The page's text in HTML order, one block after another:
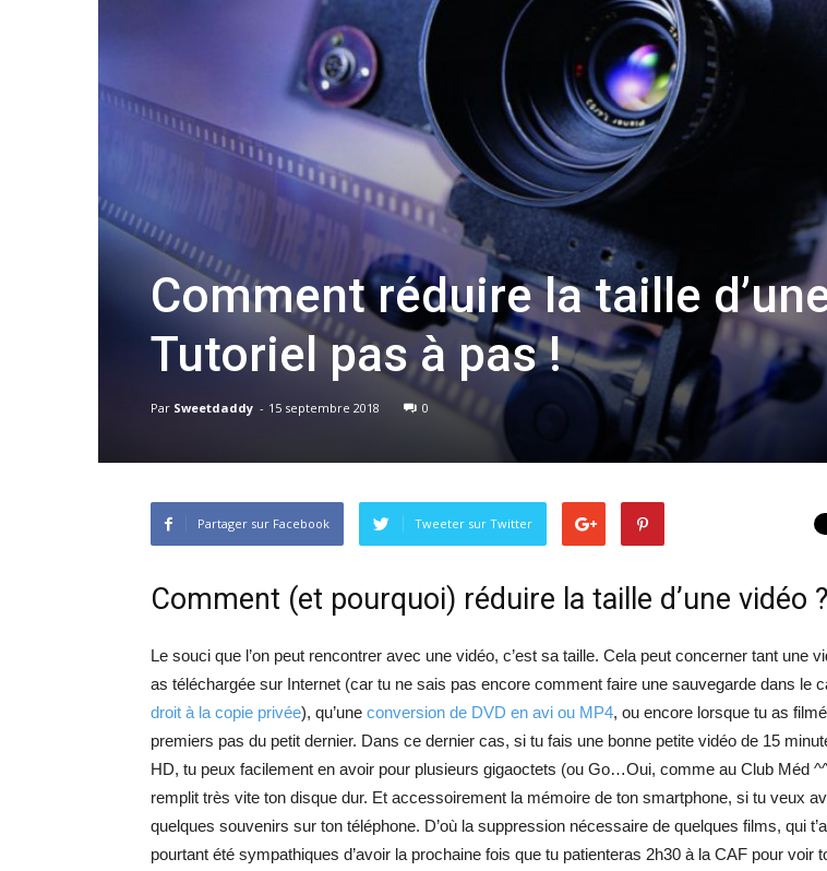
Comment réduire la taille
Tutoriel pas à pas !
Par Sweetdaddy - 15 septembre 2018 0
Partager sur Facebook Tweeter sur Twitter
Comment (et pourquoi) réduire la taille d’une vidéo ?
Le souci que l’on peut rencontrer avec une vidéo, c’est sa taille. Cela peut concerner tant une
as téléchargée sur Internet (car tu ne sais pas encore comment faire une sauvegarde dans le
droit à la copie privée), qu’une conversion de DVD en avi ou MP4, ou encore lorsque tu as
premiers pas du petit dernier. Dans ce dernier cas, si tu fais une bonne petite vidéo de 15
HD, tu peux facilement en avoir pour plusieurs gigaoctets (ou Go…Oui, comme au Club Méd
remplit très vite ton disque dur. Et accessoirement la mémoire de ton smartphone, si tu veux
quelques souvenirs sur ton téléphone. D’où la suppression nécessaire de quelques films, qui
pourtant été sympathiques d’avoir la prochaine fois que tu patienteras 2h30 à la CAF pour voir